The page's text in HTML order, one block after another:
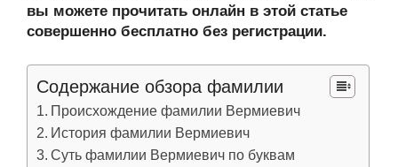
вы можете прочитать онлайн в этой статье
совершенно бесплатно без регистрации.
Содержание обзора фамилии
Происхождение фамилии Вермиевич
История фамилии Вермиевич
Суть фамилии Вермиевич по буквам